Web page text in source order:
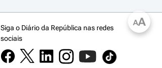
AA
Siga o Diário da República nas redes
sociais